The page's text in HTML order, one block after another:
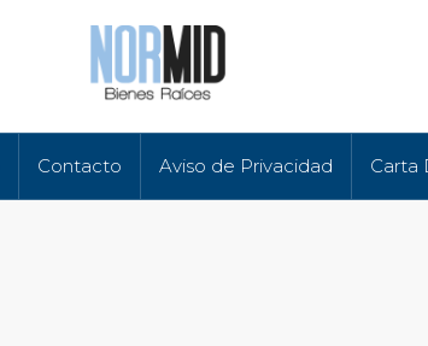
Contacto Aviso de Privacidad Carta